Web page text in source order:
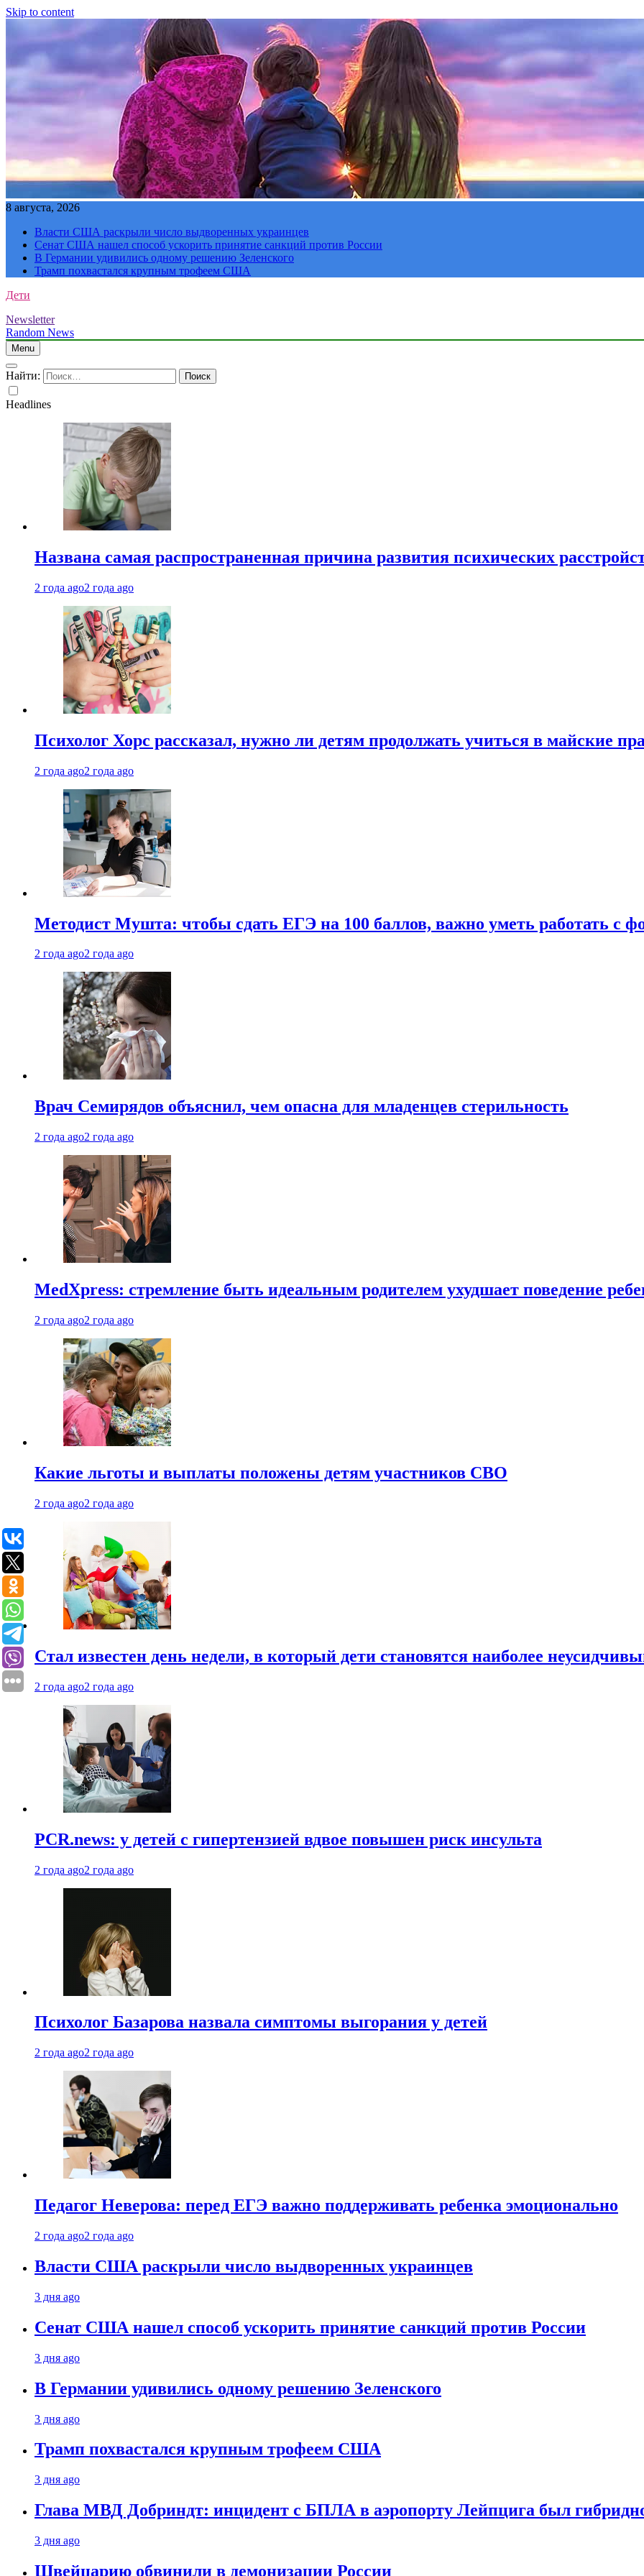
Skip to content
8 августа, 2026
Власти США раскрыли число выдворенных украинцев
Сенат США нашел способ ускорить принятие санкций против России
В Германии удивились одному решению Зеленского
Трамп похвастался крупным трофеем США
Дети
Newsletter
Random News
Menu
Найти:
Headlines
Названа самая распространенная причина развития психических
2 года ago2 года ago
Психолог Хорс рассказал, нужно ли детям продолжать учиться в майские
2 года ago2 года ago
Методист Мушта: чтобы сдать ЕГЭ на 100 баллов, важно уметь работать с
2 года ago2 года ago
Врач Семирядов объяснил, чем опасна для младенцев стерильность
2 года ago2 года ago
MedXpress: стремление быть идеальным родителем ухудшает поведение
2 года ago2 года ago
Какие льготы и выплаты положены детям участников СВО
2 года ago2 года ago
Стал известен день недели, в который дети становятся наиболее
2 года ago2 года ago
PCR.news: у детей с гипертензией вдвое повышен риск инсульта
2 года ago2 года ago
Психолог Базарова назвала симптомы выгорания у детей
2 года ago2 года ago
Педагог Неверова: перед ЕГЭ важно поддерживать ребенка эмоционально
2 года ago2 года ago
Власти США раскрыли число выдворенных украинцев
3 дня ago
Сенат США нашел способ ускорить принятие санкций против России
3 дня ago
В Германии удивились одному решению Зеленского
3 дня ago
Трамп похвастался крупным трофеем США
3 дня ago
Глава МВД Добриндт: инцидент с БПЛА в аэропорту Лейпцига был
3 дня ago
Швейцарию обвинили в демонизации России